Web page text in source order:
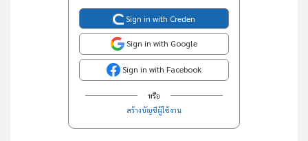
Sign in with Creden
Sign in with Google
Sign in with Facebook
หรือ
สร้างบัญชีผู้ใช้งาน